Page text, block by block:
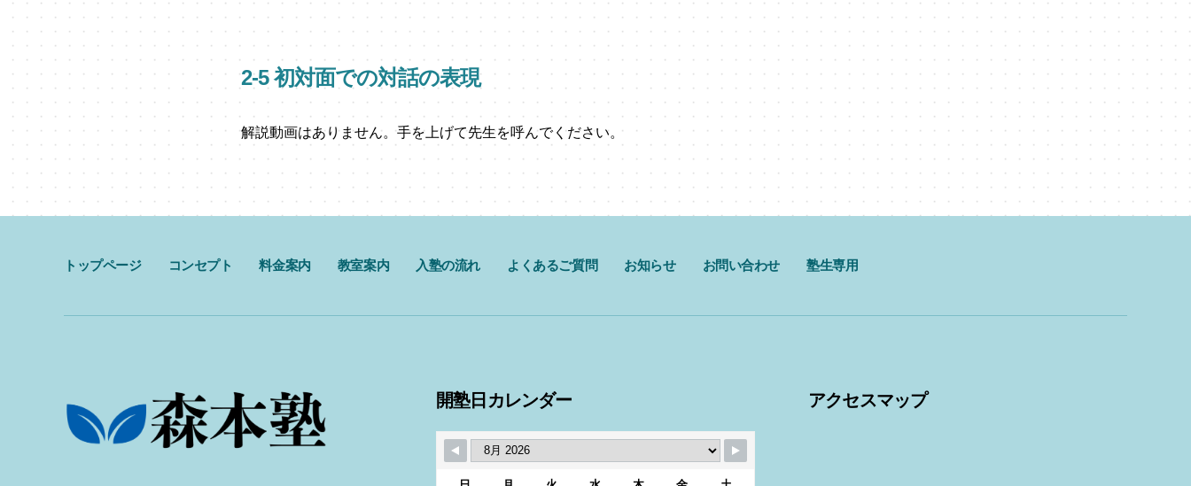
2-5 初対面での対話の表現
解説動画はありません。手を上げて先生を呼んでください。
トップページ コンセプト 料金案内 教室案内 入塾の流れ よくあるご質問 お知らせ お問い合わせ 塾生専用
開塾日カレンダー アクセスマップ